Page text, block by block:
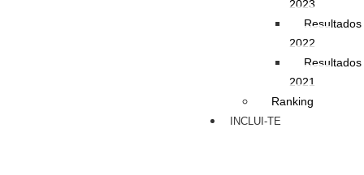
2023
Resultados
2022
Resultados
2021
Ranking
INCLUI-TE